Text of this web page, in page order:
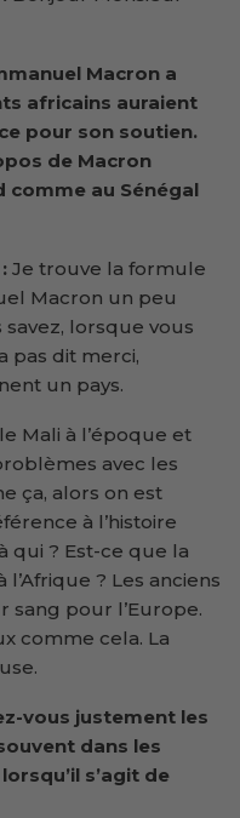
Macron a
africains auraient
pour son soutien.
de Macron
comme au Sénégal
Je trouve la formule
Macron un peu
lorsque vous
pas dit merci,
un pays.
Mali à l’époque et
avec les
ça, alors on est
à l’histoire
qui ? Est-ce que la
? Les anciens
sang pour l’Europe.
comme cela. La
vous justement les
dans les
s’agit de